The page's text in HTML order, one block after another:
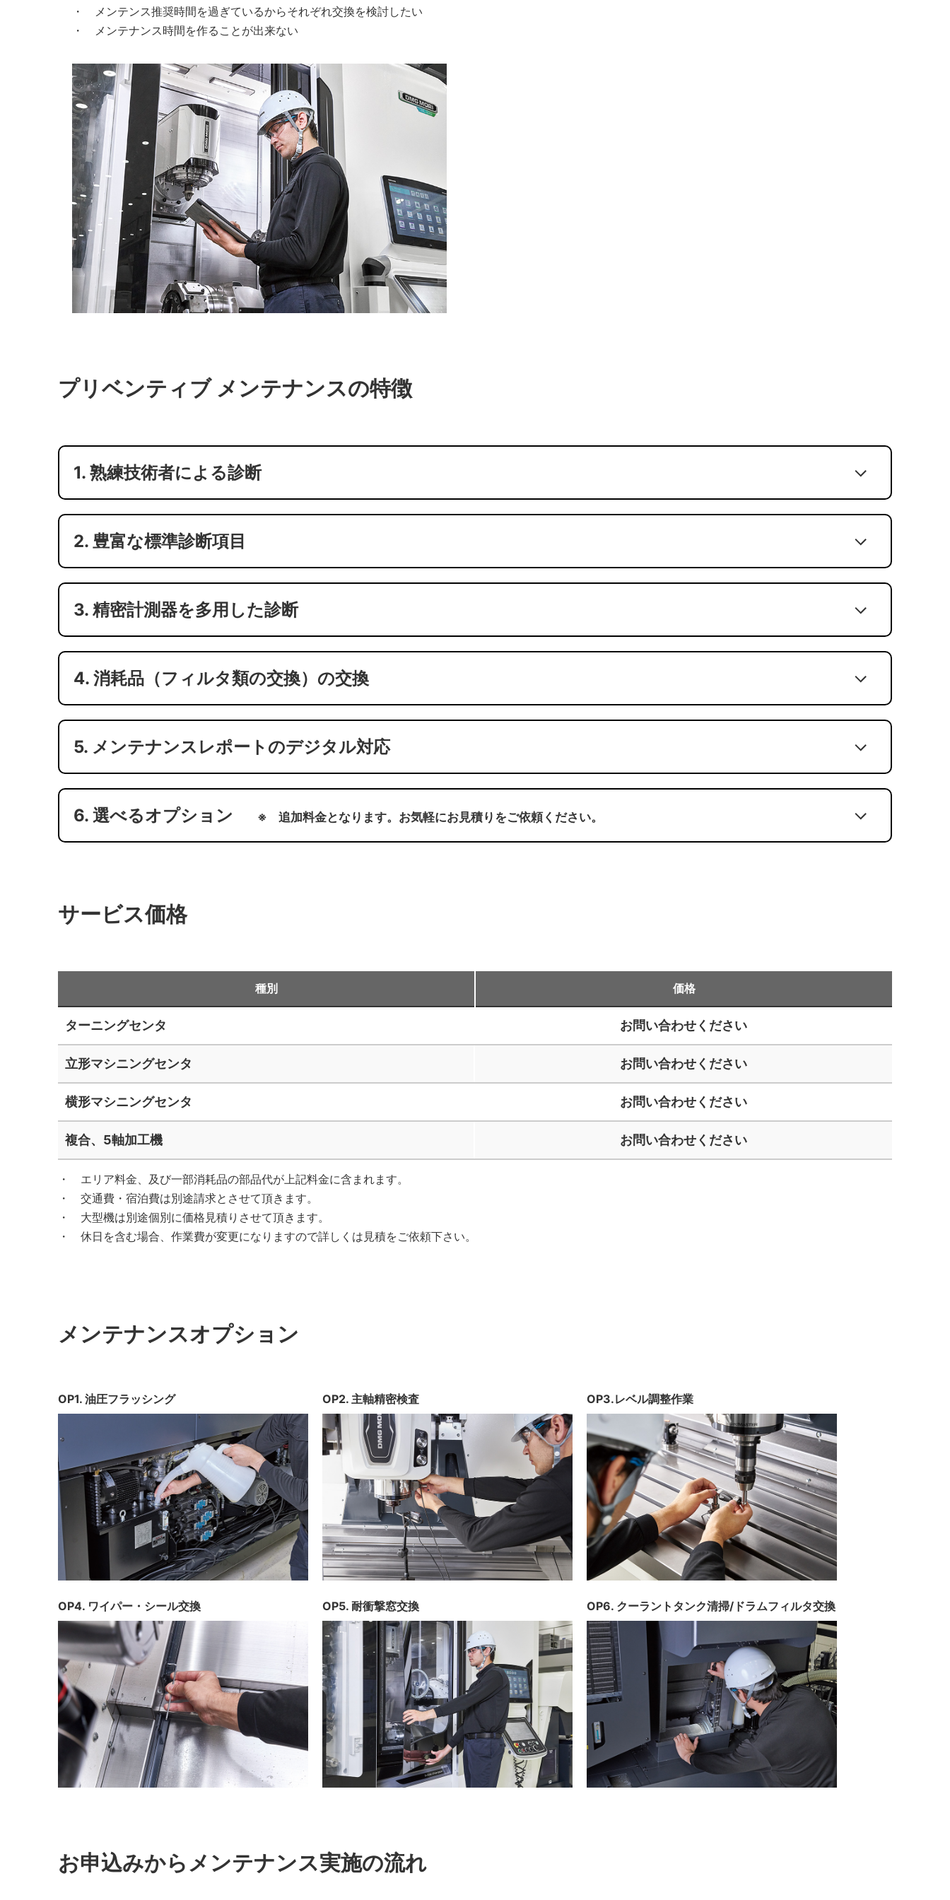
メンテンス推奨時間を過ぎているからそれぞれ交換を検討したい
メンテナンス時間を作ることが出来ない
プリベンティブ メンテナンスの特徴
1. 熟練技術者による診断
2. 豊富な標準診断項目
3. 精密計測器を多用した診断
4. 消耗品（フィルタ類の交換）の交換
5. メンテナンスレポートのデジタル対応
6. 選べるオプション 追加料金となります。お気軽にお見積りをご依頼ください。
サービス価格
種別 価格
ターニングセンタ お問い合わせください
立形マシニングセンタ お問い合わせください
横形マシニングセンタ お問い合わせください
複合、5軸加工機 お問い合わせください
エリア料金、及び一部消耗品の部品代が上記料金に含まれます。
交通費・宿泊費は別途請求とさせて頂きます。
大型機は別途個別に価格見積りさせて頂きます。
休日を含む場合、作業費が変更になりますので詳しくは見積をご依頼下さい。
メンテナンスオプション
OP1. 油圧フラッシング OP2. 主軸精密検査 OP3.レベル調整作業
OP4. ワイパー・シール交換 OP5. 耐衝撃窓交換 OP6. クーラントタンク清掃/ドラムフィルタ交換
お申込みからメンテナンス実施の流れ